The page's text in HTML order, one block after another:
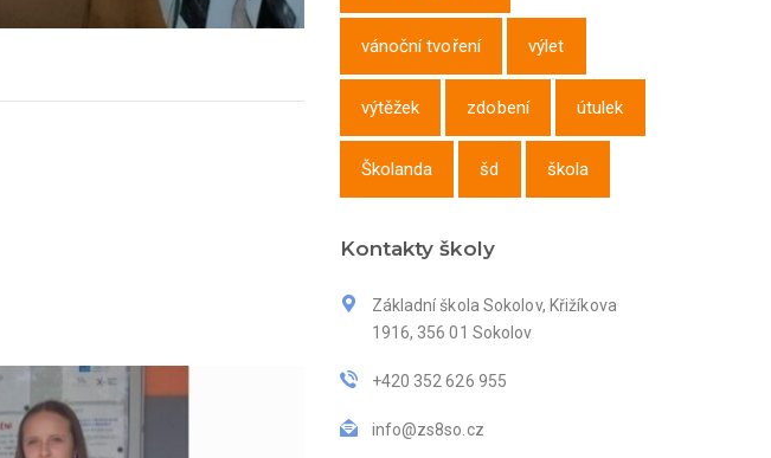
vánoční tvoření výlet
výtěžek zdobení útulek
Školanda šd škola
Kontakty školy
Základní škola Sokolov, Křižíkova
1916, 356 01 Sokolov
+420 352 626 955
info@zs8so.cz